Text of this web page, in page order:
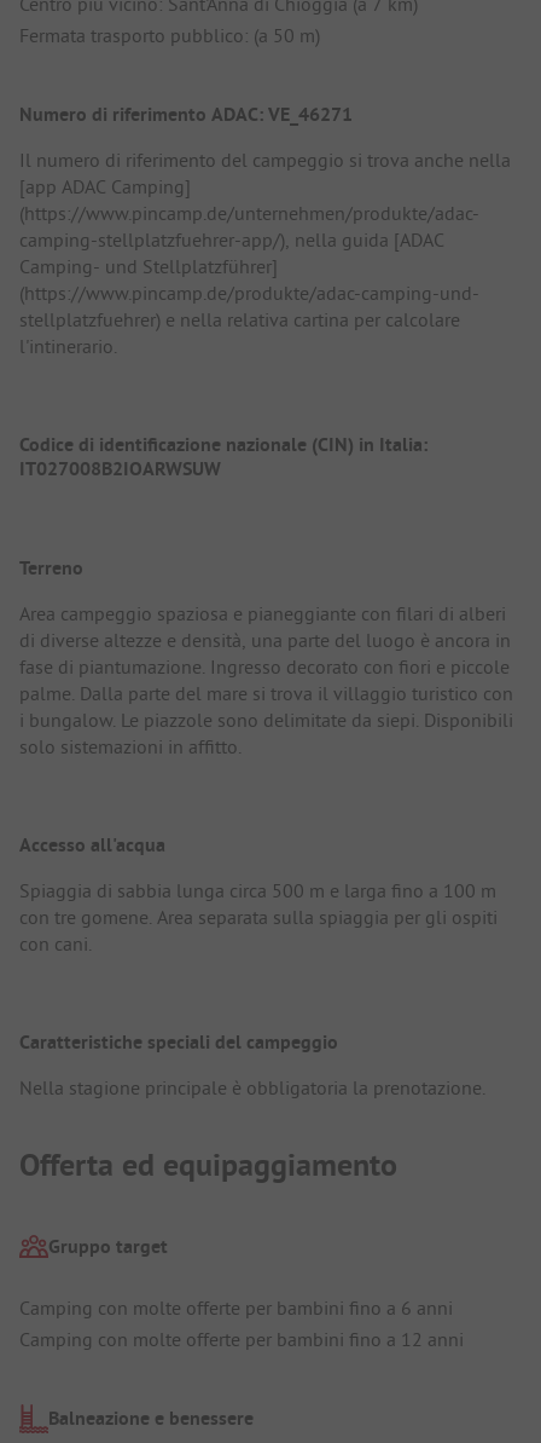
Fermata trasporto pubblico: (a 50 m)
Numero di riferimento ADAC: VE_46271
Il numero di riferimento del campeggio si trova anche nella
[app ADAC Camping]
(https://www.pincamp.de/unternehmen/produkte/adac-
camping-stellplatzfuehrer-app/), nella guida [ADAC
Camping- und Stellplatzführer]
(https://www.pincamp.de/produkte/adac-camping-und-
stellplatzfuehrer) e nella relativa cartina per calcolare
l'intinerario.
Codice di identificazione nazionale (CIN) in Italia:
IT027008B2IOARWSUW
Terreno
Area campeggio spaziosa e pianeggiante con filari di alberi
di diverse altezze e densità, una parte del luogo è ancora in
fase di piantumazione. Ingresso decorato con fiori e piccole
palme. Dalla parte del mare si trova il villaggio turistico con
i bungalow. Le piazzole sono delimitate da siepi. Disponibili
solo sistemazioni in affitto.
Accesso all'acqua
Spiaggia di sabbia lunga circa 500 m e larga fino a 100 m
con tre gomene. Area separata sulla spiaggia per gli ospiti
con cani.
Caratteristiche speciali del campeggio
Nella stagione principale è obbligatoria la prenotazione.
Offerta ed equipaggiamento
Gruppo target
Camping con molte offerte per bambini fino a 6 anni
Camping con molte offerte per bambini fino a 12 anni
Balneazione e benessere